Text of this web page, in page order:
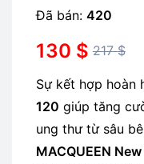
Đã bán: 420
217$
130 $
Sự kết hợp hoàn
120 giúp tăng
ung thư từ sâu
MACQUEEN